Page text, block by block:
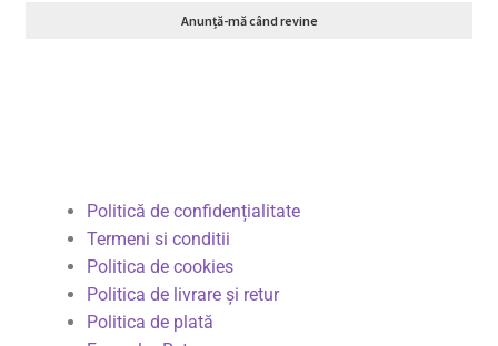
Anunță-mă când revine
Politică de confidențialitate
Termeni si conditii
Politica de cookies
Politica de livrare și retur
Politica de plată